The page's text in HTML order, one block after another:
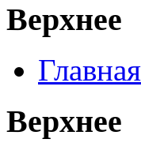
Верхнее
Главная
Верхнее